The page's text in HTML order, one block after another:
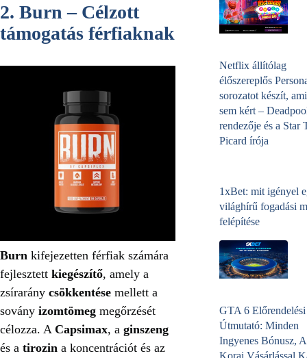
2. Burn – Célzott
támogatás férfiaknak
Burn kifejezetten férfiak számára
fejlesztett kiegészítő, amely a
zsírarány csökkentése mellett a
sovány izomtömeg megőrzését
célozza. A Capsimax, a ginszeng
és a tirozin a koncentrációt és az
Netflix állítólag
élőszereplős
sorozatot készít,
sem kért –
rendezője és a Star
Picard írója
1xBet: mit igényel
világhírű fogadási
felépítése
GTA 6 Előrendelési
Útmutató: Minden
Ingyenes Bónusz,